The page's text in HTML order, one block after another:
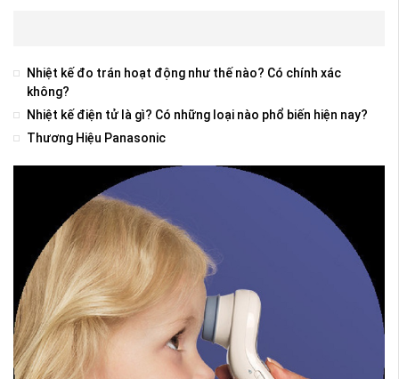
Nhiệt kế đo trán hoạt động như thế nào? Có chính xác
không?
Nhiệt kế điện tử là gì? Có những loại nào phổ biến hiện nay?
Thương Hiệu Panasonic